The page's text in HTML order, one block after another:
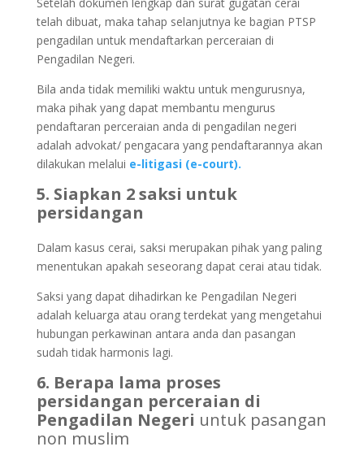
Setelah dokumen lengkap dan surat gugatan cerai
telah dibuat, maka tahap selanjutnya ke bagian PTSP
pengadilan untuk mendaftarkan perceraian di
Pengadilan Negeri.
Bila anda tidak memiliki waktu untuk mengurusnya,
maka pihak yang dapat membantu mengurus
pendaftaran perceraian anda di pengadilan negeri
adalah advokat/ pengacara yang pendaftarannya akan
dilakukan melalui e-litigasi (e-court).
5. Siapkan 2 saksi untuk
persidangan
Dalam kasus cerai, saksi merupakan pihak yang paling
menentukan apakah seseorang dapat cerai atau tidak.
Saksi yang dapat dihadirkan ke Pengadilan Negeri
adalah keluarga atau orang terdekat yang mengetahui
hubungan perkawinan antara anda dan pasangan
sudah tidak harmonis lagi.
6. Berapa lama proses
persidangan perceraian di
Pengadilan Negeri untuk pasangan
non muslim